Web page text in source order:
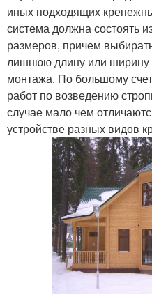
иных подходящих
система должна состоять
размеров, причем
лишнюю длину или ширину
монтажа. По большому
работ по возведению
случае мало чем
устройстве разных видов